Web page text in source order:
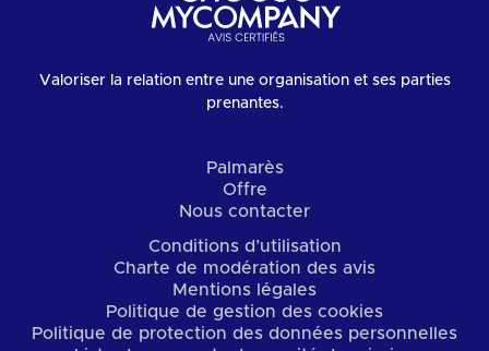
Valoriser la relation entre une organisation et ses parties
prenantes.
Palmarès
Offre
Nous contacter
Conditions d’utilisation
Charte de modération des avis
Mentions légales
Politique de gestion des cookies
Politique de protection des données personnelles